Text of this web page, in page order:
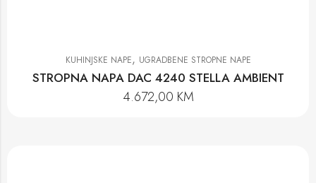
KUHINJSKE NAPE, UGRADBENE STROPNE NAPE
STROPNA NAPA DAC 4240 STELLA AMBIENT
4.672,00 KM